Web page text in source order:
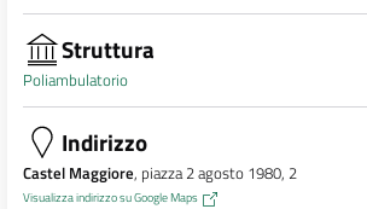
Struttura
Poliambulatorio
Indirizzo
Castel Maggiore, piazza 2 agosto 1980, 2
Visualizza indirizzo su Google Maps